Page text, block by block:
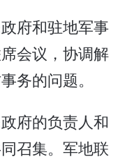
府和驻地军事
会议，协调解
务的问题。
府的负责人和
召集。军地联